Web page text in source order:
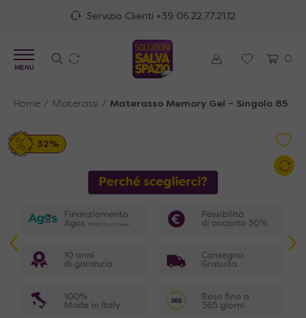
100% Made in Italy
0
MENU
Home / Materassi / Materasso Memory Gel – Singolo 85
32%